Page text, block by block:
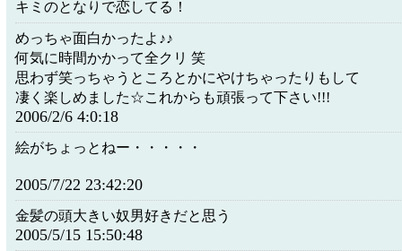
キミのとなりで恋してる！
めっちゃ面白かったよ♪♪
何気に時間かかって全クリ 笑
思わず笑っちゃうところとかにやけちゃったりもして
凄く楽しめました☆これからも頑張って下さい!!!
2006/2/6 4:0:18
絵がちょっとねー・・・・・
2005/7/22 23:42:20
金髪の頭大きい奴男好きだと思う
2005/5/15 15:50:48